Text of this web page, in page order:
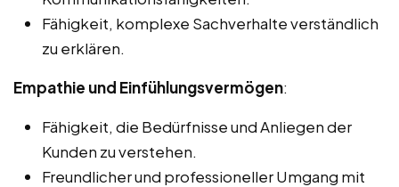
Fähigkeit, komplexe Sachverhalte verständlich
zu erklären.
Empathie und Einfühlungsvermögen:
Fähigkeit, die Bedürfnisse und Anliegen der
Kunden zu verstehen.
Freundlicher und professioneller Umgang mit